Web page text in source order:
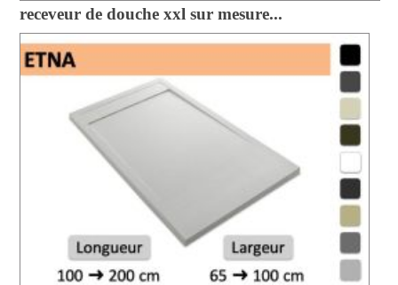
receveur de douche xxl sur mesure...